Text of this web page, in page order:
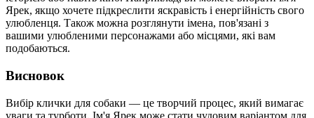
Ярек, якщо хочете підкреслити яскравість і енергійність свого
улюбленця. Також можна розглянути імена, пов'язані з
вашими улюбленими персонажами або місцями, які вам
подобаються.
Висновок
Вибір клички для собаки — це творчий процес, який вимагає
уваги та турботи. Ім'я Ярек може стати чудовим варіантом для